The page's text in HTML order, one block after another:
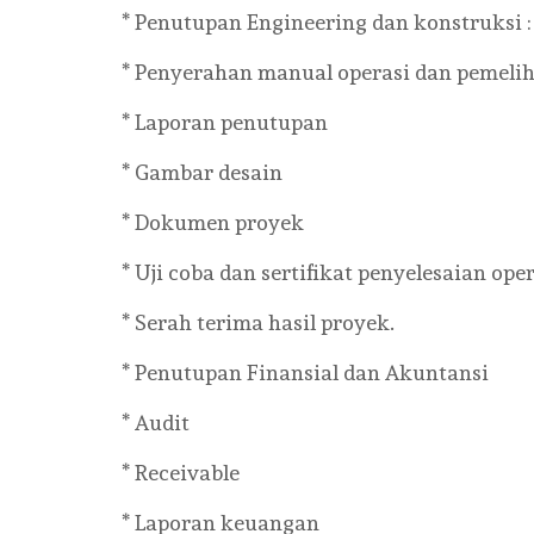
* Penutupan Engineering dan konstruksi :
* Penyerahan manual operasi dan
* Laporan penutupan
* Gambar desain
* Dokumen proyek
* Uji coba dan sertifikat penyelesaian
* Serah terima hasil proyek.
* Penutupan Finansial dan Akuntansi
* Audit
* Receivable
* Laporan keuangan